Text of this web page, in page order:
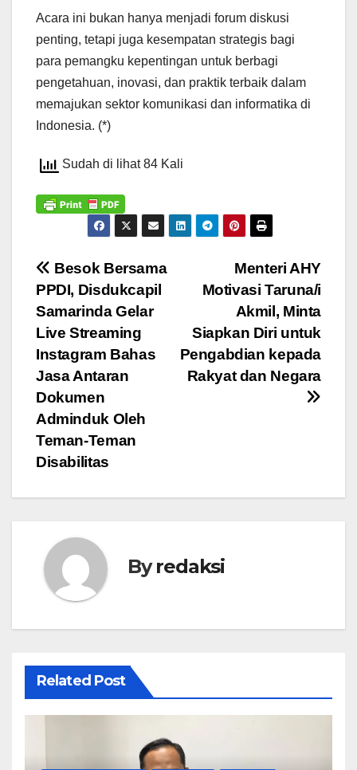
Acara ini bukan hanya menjadi forum diskusi
penting, tetapi juga kesempatan strategis bagi
para pemangku kepentingan untuk berbagi
pengetahuan, inovasi, dan praktik terbaik dalam
memajukan sektor komunikasi dan informatika di
Indonesia. (*)
Sudah di lihat 84 Kali
Navigasi
pos
Menteri AHY
Motivasi Taruna/i
Akmil, Minta
Siapkan Diri untuk
Pengabdian kepada
Rakyat dan Negara
Besok Bersama
PPDI, Disdukcapil
Samarinda Gelar
Live Streaming
Instagram Bahas
Jasa Antaran
Dokumen
Adminduk Oleh
Teman-Teman
Disabilitas
Byredaksi
Related Post